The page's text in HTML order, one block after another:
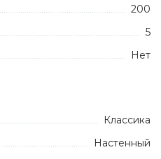
200
5
Нет
Классика
Настенный